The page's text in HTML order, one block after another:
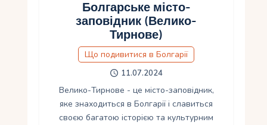
Болгарське місто-
заповідник (Велико-
Тирнове)
Що подивитися в Болгарії
11.07.2024
Велико-Тирнове - це місто-заповідник,
яке знаходиться в Болгарії і славиться
своєю багатою історією та культурним